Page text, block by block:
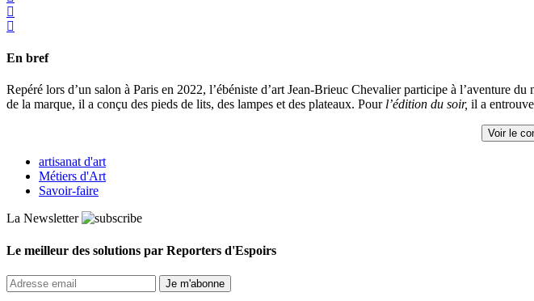
En bref
Repéré lors d’un salon à Paris en 2022, l’ébéniste d’art Jean-Brieuc Chevalier participe à
de la marque, il a conçu des pieds de lits, des lampes et des plateaux. Pour l’édition du soir, il a
Voir le
artisanat d'art
Métiers d'Art
Savoir-faire
La Newsletter
Le meilleur des solutions par Reporters d'Espoirs